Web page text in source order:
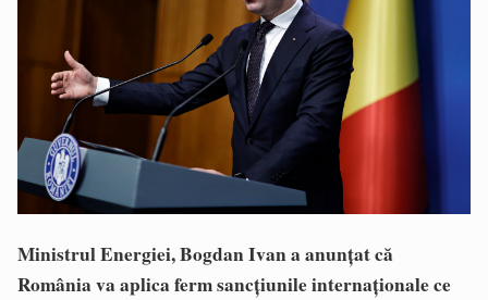
Ministrul Energiei, Bogdan Ivan a anunţat că
România va aplica ferm sancţiunile internaţionale ce